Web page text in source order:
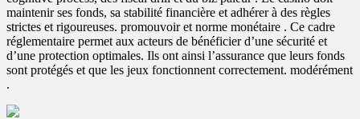
maintenir ses fonds, sa stabilité financière et adhérer à des règles
strictes et rigoureuses. promouvoir et norme monétaire . Ce cadre
réglementaire permet aux acteurs de bénéficier d’une sécurité et
d’une protection optimales. Ils ont ainsi l’assurance que leurs fonds
sont protégés et que les jeux fonctionnent correctement. modérément
.